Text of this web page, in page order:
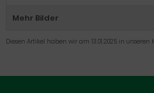
Mehr Bilder
Diesen Artikel haben wir am 13.01.2025 in